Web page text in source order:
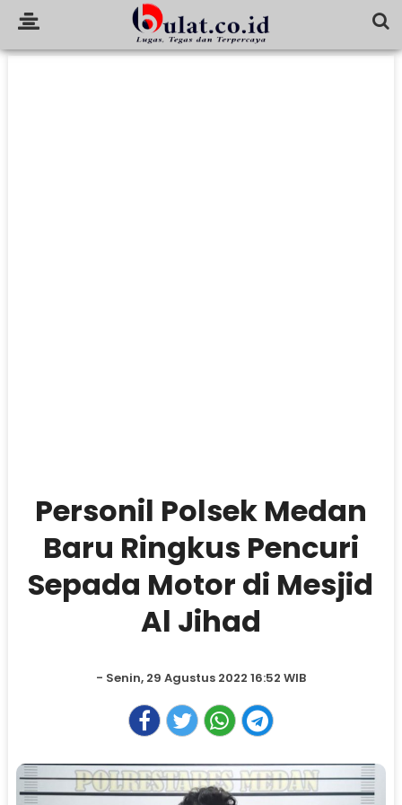
Personil Polsek Medan
Baru Ringkus Pencuri
Sepada Motor di Mesjid
Al Jihad
- Senin, 29 Agustus 2022 16:52 WIB